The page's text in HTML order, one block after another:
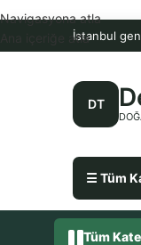
İstanbul
DT
☰ Tüm
Navigasyona atla
Ana içeriğe atla
Tüm